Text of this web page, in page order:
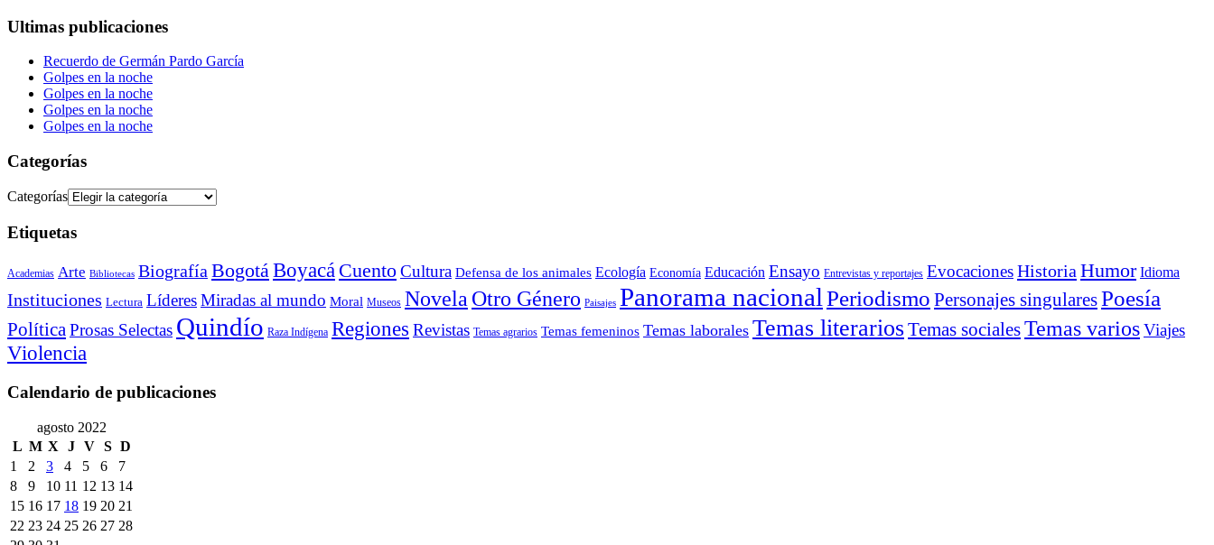
Ultimas publicaciones
Recuerdo de Germán Pardo García
Golpes en la noche
Golpes en la noche
Golpes en la noche
Golpes en la noche
Categorías
Categorías
Etiquetas
Academias Arte Bibliotecas Biografía BogotáBoyacá CuentoCultura Defensa de los animales Ecología Economía Educación Ensayo Entrevistas y reportajes EvocacionesHistoria Humor Idioma
Instituciones Lectura LíderesMiradas al mundo Moral Museos NovelaOtro Género Paisajes Panorama nacional Periodismo Personajes singularesPoesía
PolíticaProsas Selectas Quindío Raza Indígena Regiones Revistas Temas agrarios Temas femeninos Temas laborales Temas literariosTemas socialesTemas variosViajes
Violencia
Calendario de publicaciones
agosto 2022
L M X J V S D
1
2 3 4 5 6
7
8
9 10 11 12 13 14
15 16 17 18 19 20 21
22 23 24 25 26 27 28